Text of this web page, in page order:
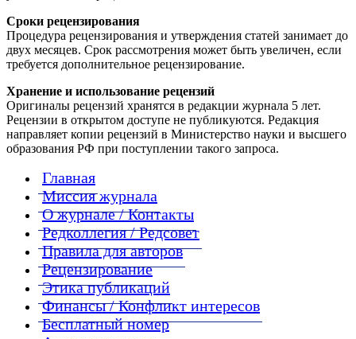
Сроки рецензирования
Процедура рецензирования и утверждения статей занимает до
двух месяцев. Срок рассмотрения может быть увеличен, если
требуется дополнительное рецензирование.
Хранение и использование рецензий
Оригиналы рецензий хранятся в редакции журнала 5 лет.
Рецензии в открытом доступе не публикуются. Редакция
направляет копии рецензий в Министерство науки и высшего
образования РФ при поступлении такого запроса.
Главная
Миссия журнала
О журнале / Контакты
Редколлегия / Редсовет
Правила для авторов
Рецензирование
Этика публикаций
Финансы / Конфликт интересов
Бесплатный номер